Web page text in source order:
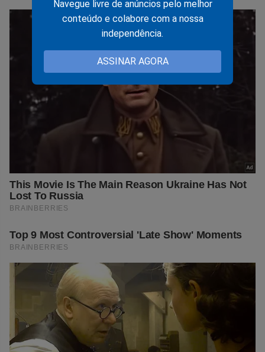
Navegue livre de anúncios pelo melhor
conteúdo e colabore com a nossa
independência.
ASSINAR AGORA